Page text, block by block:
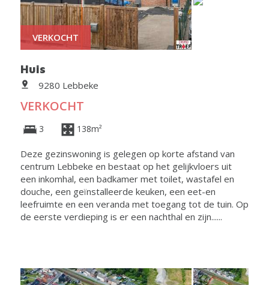
VERKOCHT
Huis
9280 Lebbeke
VERKOCHT
3 138m²
Deze gezinswoning is gelegen op korte afstand van
centrum Lebbeke en bestaat op het gelijkvloers uit
een inkomhal, een badkamer met toilet, wastafel en
douche, een geïnstalleerde keuken, een eet-en
leefruimte en een veranda met toegang tot de tuin. Op
de eerste verdieping is er een nachthal en zijn......